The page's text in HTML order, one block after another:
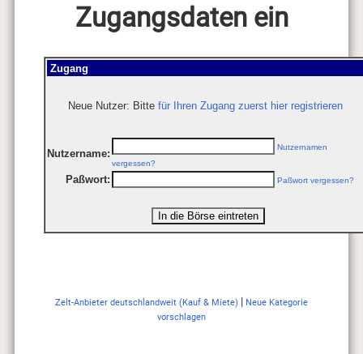
Zugangsdaten ein
Zugang
Neue Nutzer: Bittefür Ihren Zugang zuerst hier registrieren
Nutzername:
Nutzernamen
vergessen?
Paßwort: Paßwort vergessen?
Zelt-Anbieter deutschlandweit (Kauf & Miete) | Neue Kategorie
vorschlagen